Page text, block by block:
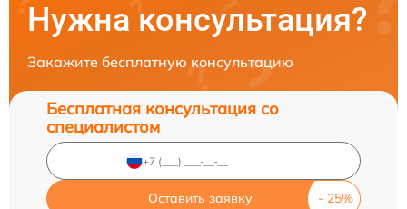
Нужна консультация?
Закажите бесплатную консультацию
Бесплатная консультация со
специалистом
Оставить заявку